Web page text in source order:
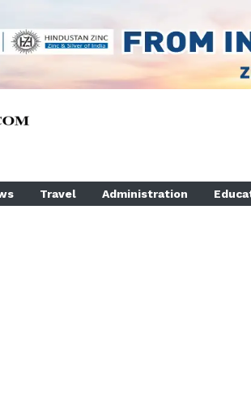
Travel Administration